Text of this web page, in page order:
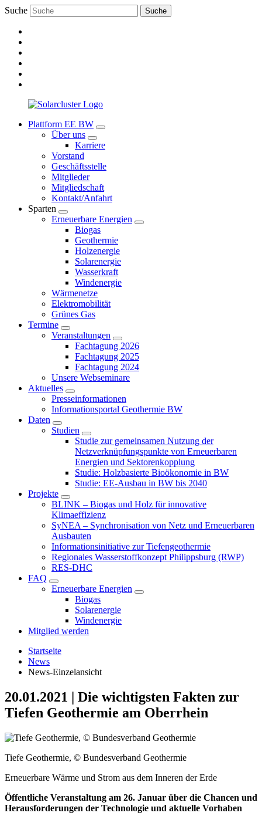
Suche Suche
Plattform EE BW
Über uns
Karriere
Vorstand
Geschäftsstelle
Mitglieder
Mitgliedschaft
Kontakt/Anfahrt
Sparten
Erneuerbare Energien
Biogas
Geothermie
Holzenergie
Solarenergie
Wasserkraft
Windenergie
Wärmenetze
Elektromobilität
Grünes Gas
Termine
Veranstaltungen
Fachtagung 2026
Fachtagung 2025
Fachtagung 2024
Unsere Webseminare
Aktuelles
Presseinformationen
Informationsportal Geothermie BW
Daten
Studien
Studie zur gemeinsamen Nutzung der
Netzverknüpfungspunkte von Erneuerbaren
Energien und Sektorenkopplung
Studie: Holzbasierte Bioökonomie in BW
Studie: EE-Ausbau in BW bis 2040
Projekte
BLINK – Biogas und Holz für innovative
Klimaeffizienz
SyNEA – Synchronisation von Netz und Erneuerbaren
Ausbauten
Informationsinitiative zur Tiefengeothermie
Regionales Wasserstoffkonzept Philippsburg (RWP)
RES-DHC
FAQ
Erneuerbare Energien
Biogas
Solarenergie
Windenergie
Mitglied werden
Startseite
News
News-Einzelansicht
20.01.2021 | Die wichtigsten Fakten zur
Tiefen Geothermie am Oberrhein
Tiefe Geothermie, © Bundesverband Geothermie
Erneuerbare Wärme und Strom aus dem Inneren der Erde
Öffentliche Veranstaltung am 26. Januar über die Chancen und
Herausforderungen der Technologie und aktuelle Vorhaben